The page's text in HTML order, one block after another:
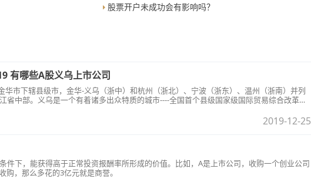
股票开户未成功会有影响吗？
有哪些A股义乌上市公司
华市下辖县级市，金华-义乌（浙中）和杭州（浙北）、宁波（浙东）、温州（浙南）并列
省中部。义乌是一个有着诸多出众特质的城市----全国首个县级国家级国际贸易综合改革试
2019-12-25
件下，能获得高于正常投资报酬率所形成的价值。比如，A是上市公司，收购一个创业公司
购，那么多花的3亿元就是商誉。